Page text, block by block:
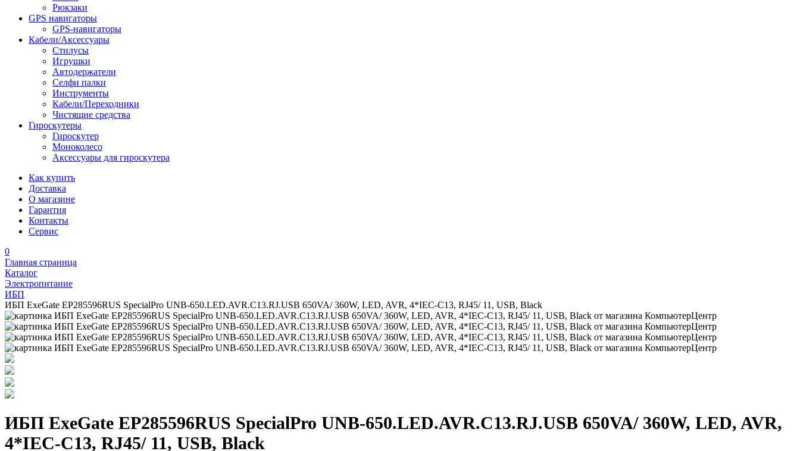
Рюкзаки
GPS навигаторы
GPS-навигаторы
Кабели/Аксессуары
Стилусы
Игрушки
Автодержатели
Селфи палки
Инструменты
Кабели/Переходники
Чистящие средства
Гироскутеры
Гироскутер
Моноколесо
Аксессуары для гироскутера
Как купить
Доставка
О магазине
Гарантия
Контакты
Сервис
0
Главная страница
Каталог
Электропитание
ИБП
ИБП ExeGate EP285596RUS SpecialPro UNB-650.LED.AVR.C13.RJ.USB 650VA/ 360W, LED, AVR, 4*IEC-C13, RJ45/ 11, USB, Black
ИБП ExeGate EP285596RUS SpecialPro UNB-650.LED.AVR.C13.RJ.USB 650VA/ 360W, LED, AVR,
4*IEC-C13, RJ45/ 11, USB, Black